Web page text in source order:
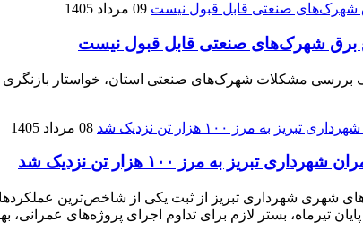
09 مرداد 1405
برق شهرک‌های صنعتی قابل قبول نیست
مشکلات شهرک‌های صنعتی استان، خواستار بازنگری
08 مرداد 1405
به مرز ۱۰۰ هزار تن نزدیک شد